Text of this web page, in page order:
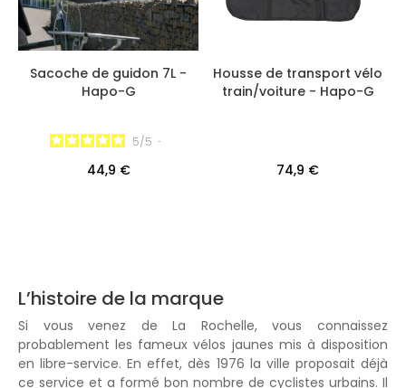
Sacoche de guidon 7L -
Hapo-G
5/5 -
44,9 €
Housse de transport vélo
train/voiture - Hapo-G
74,9 €
L’histoire de la marque
Si vous venez de La Rochelle, vous connaissez
probablement les fameux vélos jaunes mis à disposition
en libre-service. En effet, dès 1976 la ville proposait déjà
ce service et a formé bon nombre de cyclistes urbains. Il